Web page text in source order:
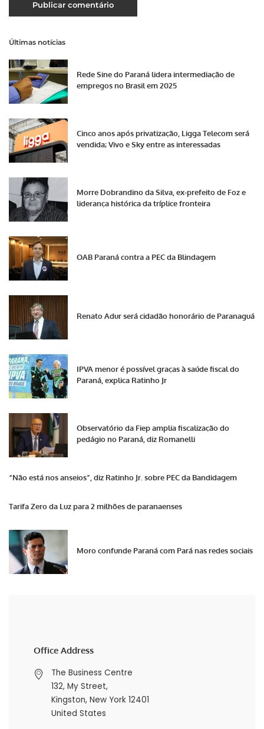
Últimas notícias
Rede Sine do Paraná lidera intermediação de
empregos no Brasil em 2025
Cinco anos após privatização, Ligga Telecom será
vendida; Vivo e Sky entre as interessadas
Morre Dobrandino da Silva, ex-prefeito de Foz e
liderança histórica da tríplice fronteira
OAB Paraná contra a PEC da Blindagem
Renato Adur será cidadão honorário de Paranaguá
IPVA menor é possível graças à saúde fiscal do
Paraná, explica Ratinho Jr
Observatório da Fiep amplia fiscalização do
pedágio no Paraná, diz Romanelli
“Não está nos anseios”, diz Ratinho Jr. sobre PEC da Bandidagem
Tarifa Zero da Luz para 2 milhões de paranaenses
Moro confunde Paraná com Pará nas redes sociais
Office Address
The Business Centre
132, My Street,
Kingston, New York 12401
United States